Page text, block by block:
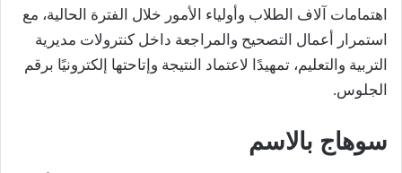
اهتمامات آلاف الطلاب وأولياء الأمور خلال الفترة الحالية، مع
استمرار أعمال التصحيح والمراجعة داخل كنترولات مديرية
التربية والتعليم، تمهيدًا لاعتماد النتيجة وإتاحتها إلكترونيًا برقم
الجلوس.
سوهاج بالاسم